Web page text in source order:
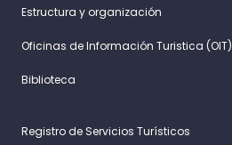
Estructura y organización
Oficinas de Información Turistica (OIT)
Biblioteca
Registro de Servicios Turísticos